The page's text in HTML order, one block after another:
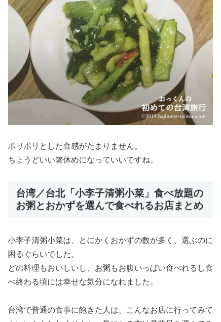
ポリポリとした食感がたまりません。
ちょうどいい箸休めになっていいですね。
台湾／台北「小李子清粥小菜」食べ放題の
お粥とおかずを選んで食べれるお店まとめ
小李子清粥小菜は、とにかくおかずの数が多く、選ぶのに
困るぐらいでした。
どの料理もおいしいし、お粥もお腹いっぱい食べれるし食
べ終わる頃には幸せな気分になれました。
台湾で普通の食事に飽きた人は、こんなお店に行ってみて